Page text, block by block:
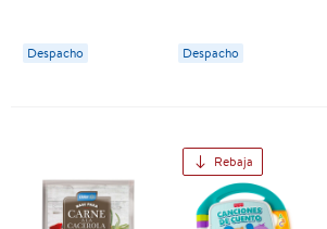
Despacho Despacho
Rebaja